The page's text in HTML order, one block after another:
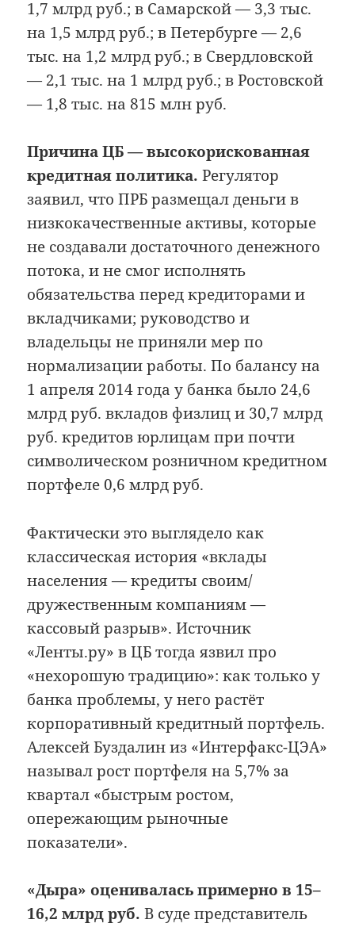
1,7 млрд руб.; в Самарской — 3,3 тыс.
на 1,5 млрд руб.; в Петербурге — 2,6
тыс. на 1,2 млрд руб.; в Свердловской
— 2,1 тыс. на 1 млрд руб.; в Ростовской
— 1,8 тыс. на 815 млн руб.
Причина ЦБ — высокорискованная
кредитная политика. Регулятор
заявил, что ПРБ размещал деньги в
низкокачественные активы, которые
не создавали достаточного денежного
потока, и не смог исполнять
обязательства перед кредиторами и
вкладчиками; руководство и
владельцы не приняли мер по
нормализации работы. По балансу на
1 апреля 2014 года у банка было 24,6
млрд руб. вкладов физлиц и 30,7 млрд
руб. кредитов юрлицам при почти
символическом розничном кредитном
портфеле 0,6 млрд руб.
Фактически это выглядело как
классическая история «вклады
населения — кредиты своим/
дружественным компаниям —
кассовый разрыв». Источник
«Ленты.ру» в ЦБ тогда язвил про
«нехорошую традицию»: как только у
банка проблемы, у него растёт
корпоративный кредитный портфель.
Алексей Буздалин из «Интерфакс-ЦЭА»
называл рост портфеля на 5,7% за
квартал «быстрым ростом,
опережающим рыночные
показатели».
«Дыра» оценивалась примерно в 15–
16,2 млрд руб. В суде представитель